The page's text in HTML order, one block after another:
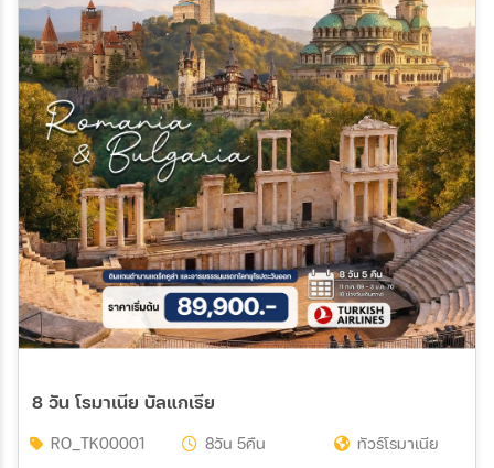
8 วัน โรมาเนีย บัลแกเรีย
RO_TK00001 8วัน 5คืน
ทัวร์โรมาเนีย